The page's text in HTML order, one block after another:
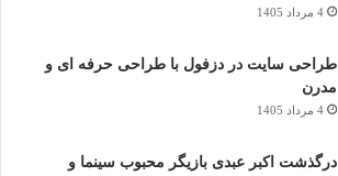
4 مرداد 1405
طراحی سایت در دزفول با طراحی حرفه‌ ای و
مدرن
4 مرداد 1405
درگذشت اکبر عبدی بازیگر محبوب سینما و